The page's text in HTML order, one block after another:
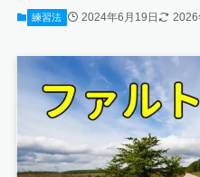
練習法 2024年6月19日 2026